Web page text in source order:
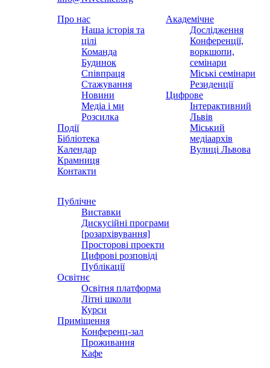
Про нас
Наша історія та
цілі
Команда
Будинок
Співпраця
Стажування
Новини
Медіа і ми
Розсилка
Події
Бібліотека
Календар
Крамниця
Контакти
Академічне
Дослідження
Конференції,
воркшопи,
семінари
Міські семінари
Резиденції
Цифрове
Інтерактивний
Львів
Міський
медіаархів
Вулиці Львова
Публічне
Виставки
Дискусійні програми
[розархівування]
Просторові проекти
Цифрові розповіді
Публікації
Освітнє
Освітня платформа
Літні школи
Курси
Приміщення
Конференц-зал
Проживання
Кафе